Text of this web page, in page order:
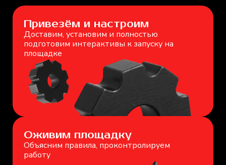
Привезём и настроим
Доставим, установим и полностью
подготовим интерактивы к запуску на
площадке
Оживим площадку
Объясним правила, проконтролируем
работу